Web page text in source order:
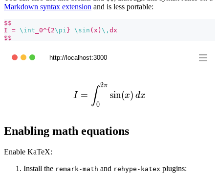
Markdown syntax extension and is less portable:
$$
I = \int _0^{2\pi } \sin (x) \, dx
$$
http://localhost:3000
I = \int_0^{2\pi}
I = ∫0
2π
sin(x) dx
Enabling math equations
Enable KaTeX:
Install the remark-math and rehype-katex plugins: